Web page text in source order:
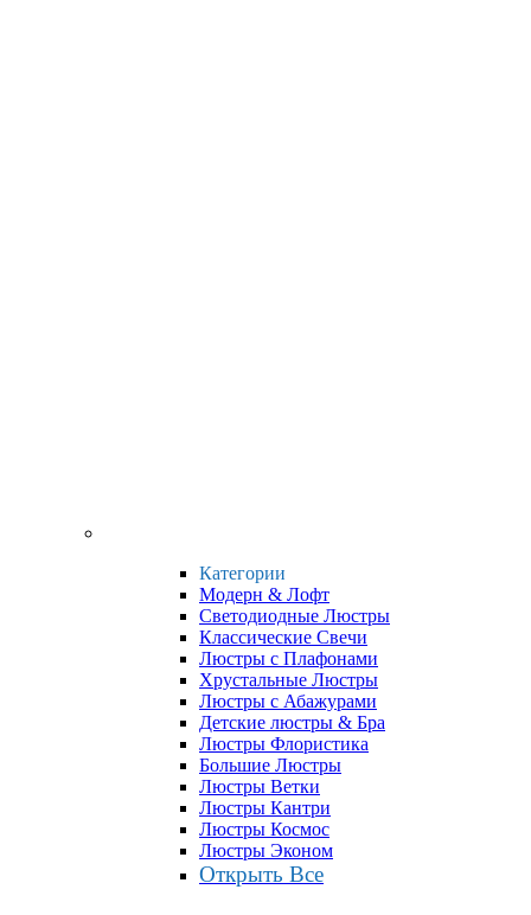
Категории
Модерн & Лофт
Светодиодные Люстры
Классические Свечи
Люстры с Плафонами
Хрустальные Люстры
Люстры с Абажурами
Детские люстры & Бра
Люстры Флористика
Большие Люстры
Люстры Ветки
Люстры Кантри
Люстры Космос
Люстры Эконом
Открыть Все